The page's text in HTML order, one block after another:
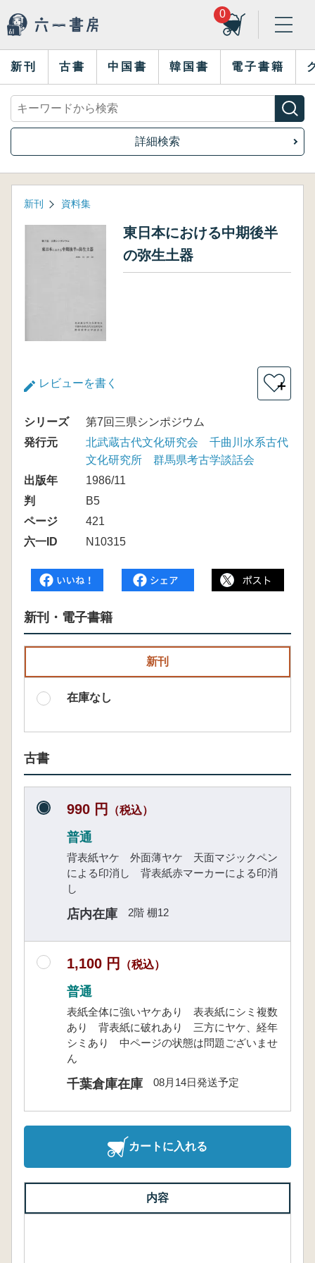
0
新刊 古書 中国書 韓国書 電子書籍
詳細検索
新刊 資料集
東日本における中期後半
の弥生土器
レビューを書く ＋
シリーズ
第7回三県シンポジウム
発行元
北武蔵古代文化研究会 千曲川水系古代
文化研究所 群馬県考古学談話会
出版年
1986/11
判
B5
ページ
421
六一ID
N10315
新刊・電子書籍
新刊
在庫なし
古書
990 円 （税込）
普通
背表紙ヤケ 外面薄ヤケ 天面マジックペン
による印消し 背表紙赤マーカーによる印消
し
店内在庫 2階 棚12
1,100 円 （税込）
普通
表紙全体に強いヤケあり 表表紙にシミ複数
あり 背表紙に破れあり 三方にヤケ、経年
シミあり 中ページの状態は問題ございませ
ん
千葉倉庫在庫 08月14日発送予定
カートに入れる
内容